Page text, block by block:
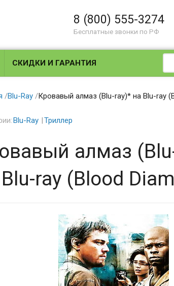
8 (800) 555-3274
Бесплатные звонки по РФ
СКИДКИ И ГАРАНТИЯ
/Blu-Ray /Кровавый алмаз (Blu-ray)* на Blu-ray
Blu-Ray Триллер
алмаз
ray (Blood